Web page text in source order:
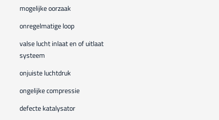
mogelijke oorzaak
onregelmatige loop
valse lucht inlaat en of uitlaat
systeem
onjuiste luchtdruk
ongelijke compressie
defecte katalysator